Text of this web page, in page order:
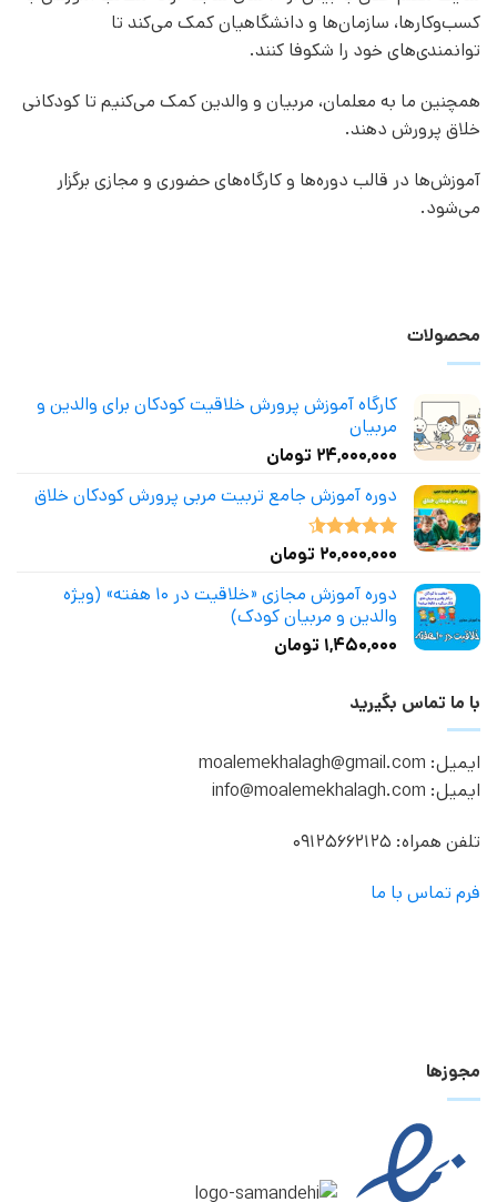
کسب‌وکارها، سازمان‌ها و دانشگاهیان کمک می‌کند تا
توانمندی‌های خود را شکوفا کنند.
همچنین ما به معلمان، مربیان و والدین کمک می‌کنیم تا کودکانی
خلاق پرورش دهند.
آموزش‌ها در قالب دوره‌ها و کارگاه‌های حضوری و مجازی برگزار
می‌شود.
محصولات
کارگاه آموزش پرورش خلاقیت کودکان برای والدین و
مربیان
۲۴,۰۰۰,۰۰۰ تومان
دوره آموزش جامع تربیت مربی پرورش کودکان خلاق
نمره4.50
۲۰,۰۰۰,۰۰۰ تومان
دوره آموزش مجازی «خلاقیت در ۱۰ هفته» (ویژه
والدین و مربیان کودک)
۱,۴۵۰,۰۰۰ تومان
با ما تماس بگیرید
ایمیل: moalemekhalagh@gmail.com
ایمیل: info@moalemekhalagh.com
تلفن همراه: 09125662125
فرم تماس با ما
مجوزها